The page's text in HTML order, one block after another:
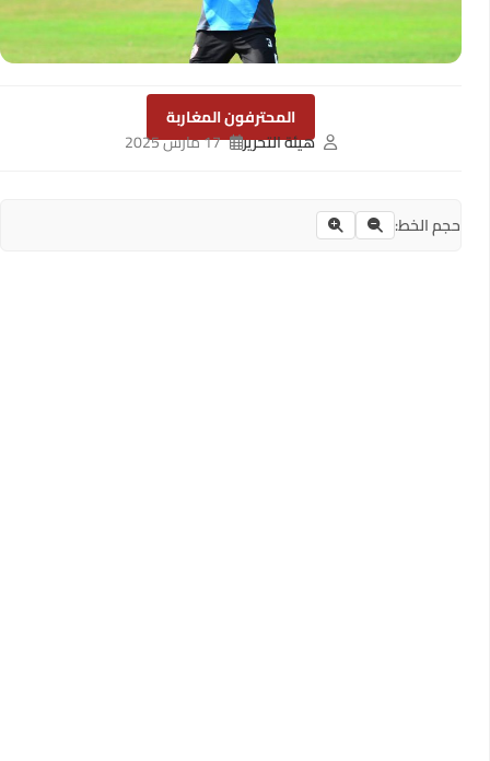
المحترفون المغاربة
هيئة التحرير
17 مارس 2025
حجم الخط: